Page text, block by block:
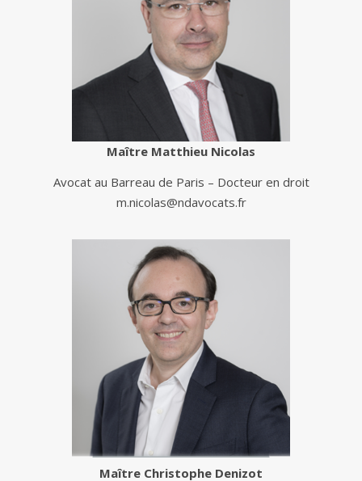
Maître Matthieu Nicolas
Avocat au Barreau de Paris – Docteur en droit
m.nicolas@ndavocats.fr
Maître Christophe Denizot